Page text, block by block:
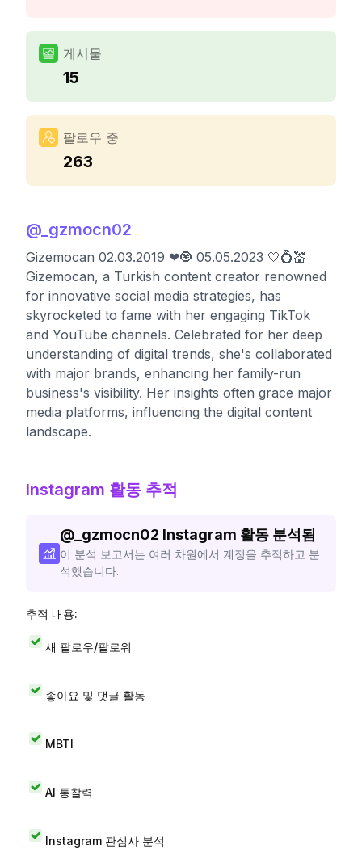
게시물
15
팔로우 중
263
@ _gzmocn02
Gizemocan 02.03.2019 ❤🧿 05.05.2023 🤍💍💒
Gizemocan, a Turkish content creator renowned
for innovative social media strategies, has
skyrocketed to fame with her engaging TikTok
and YouTube channels. Celebrated for her deep
understanding of digital trends, she's collaborated
with major brands, enhancing her family-run
business's visibility. Her insights often grace major
media platforms, influencing the digital content
landscape.
Instagram 활동 추적
@ _gzmocn02 Instagram 활동 분석됨
이 분석 보고서는 여러 차원에서 계정을 추적하고 분
석했습니다.
추적 내용:
새 팔로우/팔로워
좋아요 및 댓글 활동
MBTI
AI 통찰력
Instagram 관심사 분석